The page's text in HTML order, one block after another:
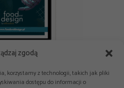
zgodą
korzystamy z technologii, takich jak pliki
dostępu do informacji o
w branży spożywczej i HoReCa